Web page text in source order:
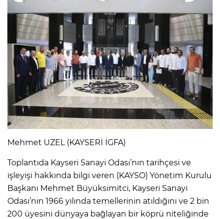
Mehmet UZEL (KAYSERİ İGFA)
Toplantıda Kayseri Sanayi Odası’nın tarihçesi ve
işleyişi hakkında bilgi veren (KAYSO) Yönetim Kurulu
Başkanı Mehmet Büyüksimitci, Kayseri Sanayi
Odası’nın 1966 yılında temellerinin atıldığını ve 2 bin
200 üyesini dünyaya bağlayan bir köprü niteliğinde